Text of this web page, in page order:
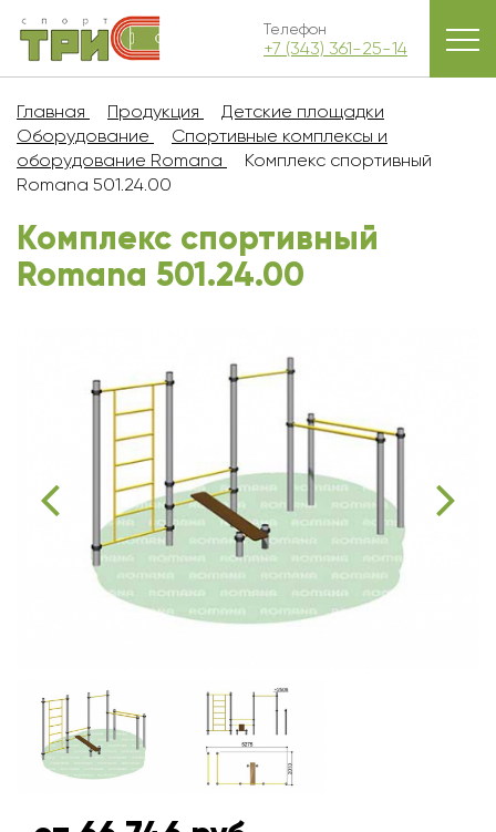
Телефон
+7 (343) 361-25-14
Главная Продукция
Детские площадки
Оборудование
Спортивные комплексы и
оборудование Romana
Комплекс спортивный
Romana 501.24.00
Комплекс спортивный
Romana 501.24.00